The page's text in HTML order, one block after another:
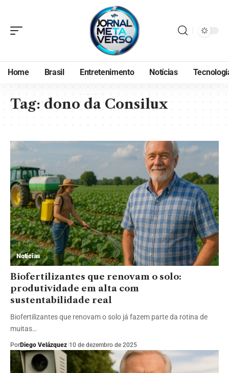
Home Brasil Entretenimento Notícias
Tag:dono da Consilux
Notícias
Biofertilizantes que renovam o solo:
produtividade em alta com
sustentabilidade real
Biofertilizantes que renovam o solo já fazem parte da rotina de
muitas…
PorDiego Velázquez 10 de dezembro de 2025